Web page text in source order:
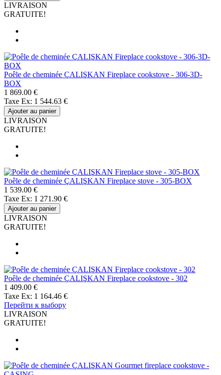
LIVRAISON
GRATUITE!
Poêle de cheminée ÇALIŞKAN Fireplace cookstove - 306-3D-
BOX
1 869.00 €
Taxe Ex: 1 544.63 €
Ajouter au panier
LIVRAISON
GRATUITE!
Poêle de cheminée ÇALIŞKAN Fireplace stove - 305-BOX
1 539.00 €
Taxe Ex: 1 271.90 €
Ajouter au panier
LIVRAISON
GRATUITE!
Poêle de cheminée ÇALIŞKAN Fireplace cookstove - 302
1 409.00 €
Taxe Ex: 1 164.46 €
Перейти к выбору
LIVRAISON
GRATUITE!